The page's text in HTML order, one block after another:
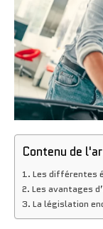
Contenu de
Les différentes
Les avantages
La législation